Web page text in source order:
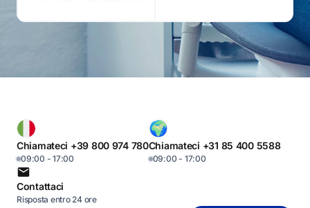
Chiamateci +39 800 974 780
09:00 - 17:00
Chiamateci +31 85 400 5588
09:00 - 17:00
Contattaci
Risposta entro 24 ore